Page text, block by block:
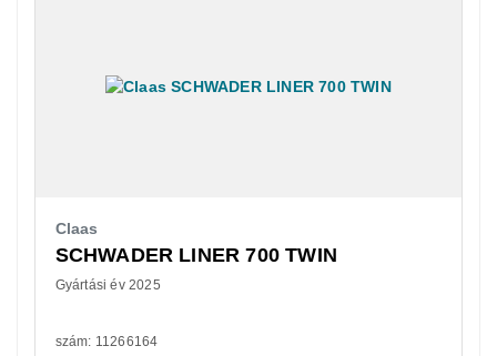
Claas
SCHWADER LINER 700 TWIN
Gyártási év 2025
szám: 11266164